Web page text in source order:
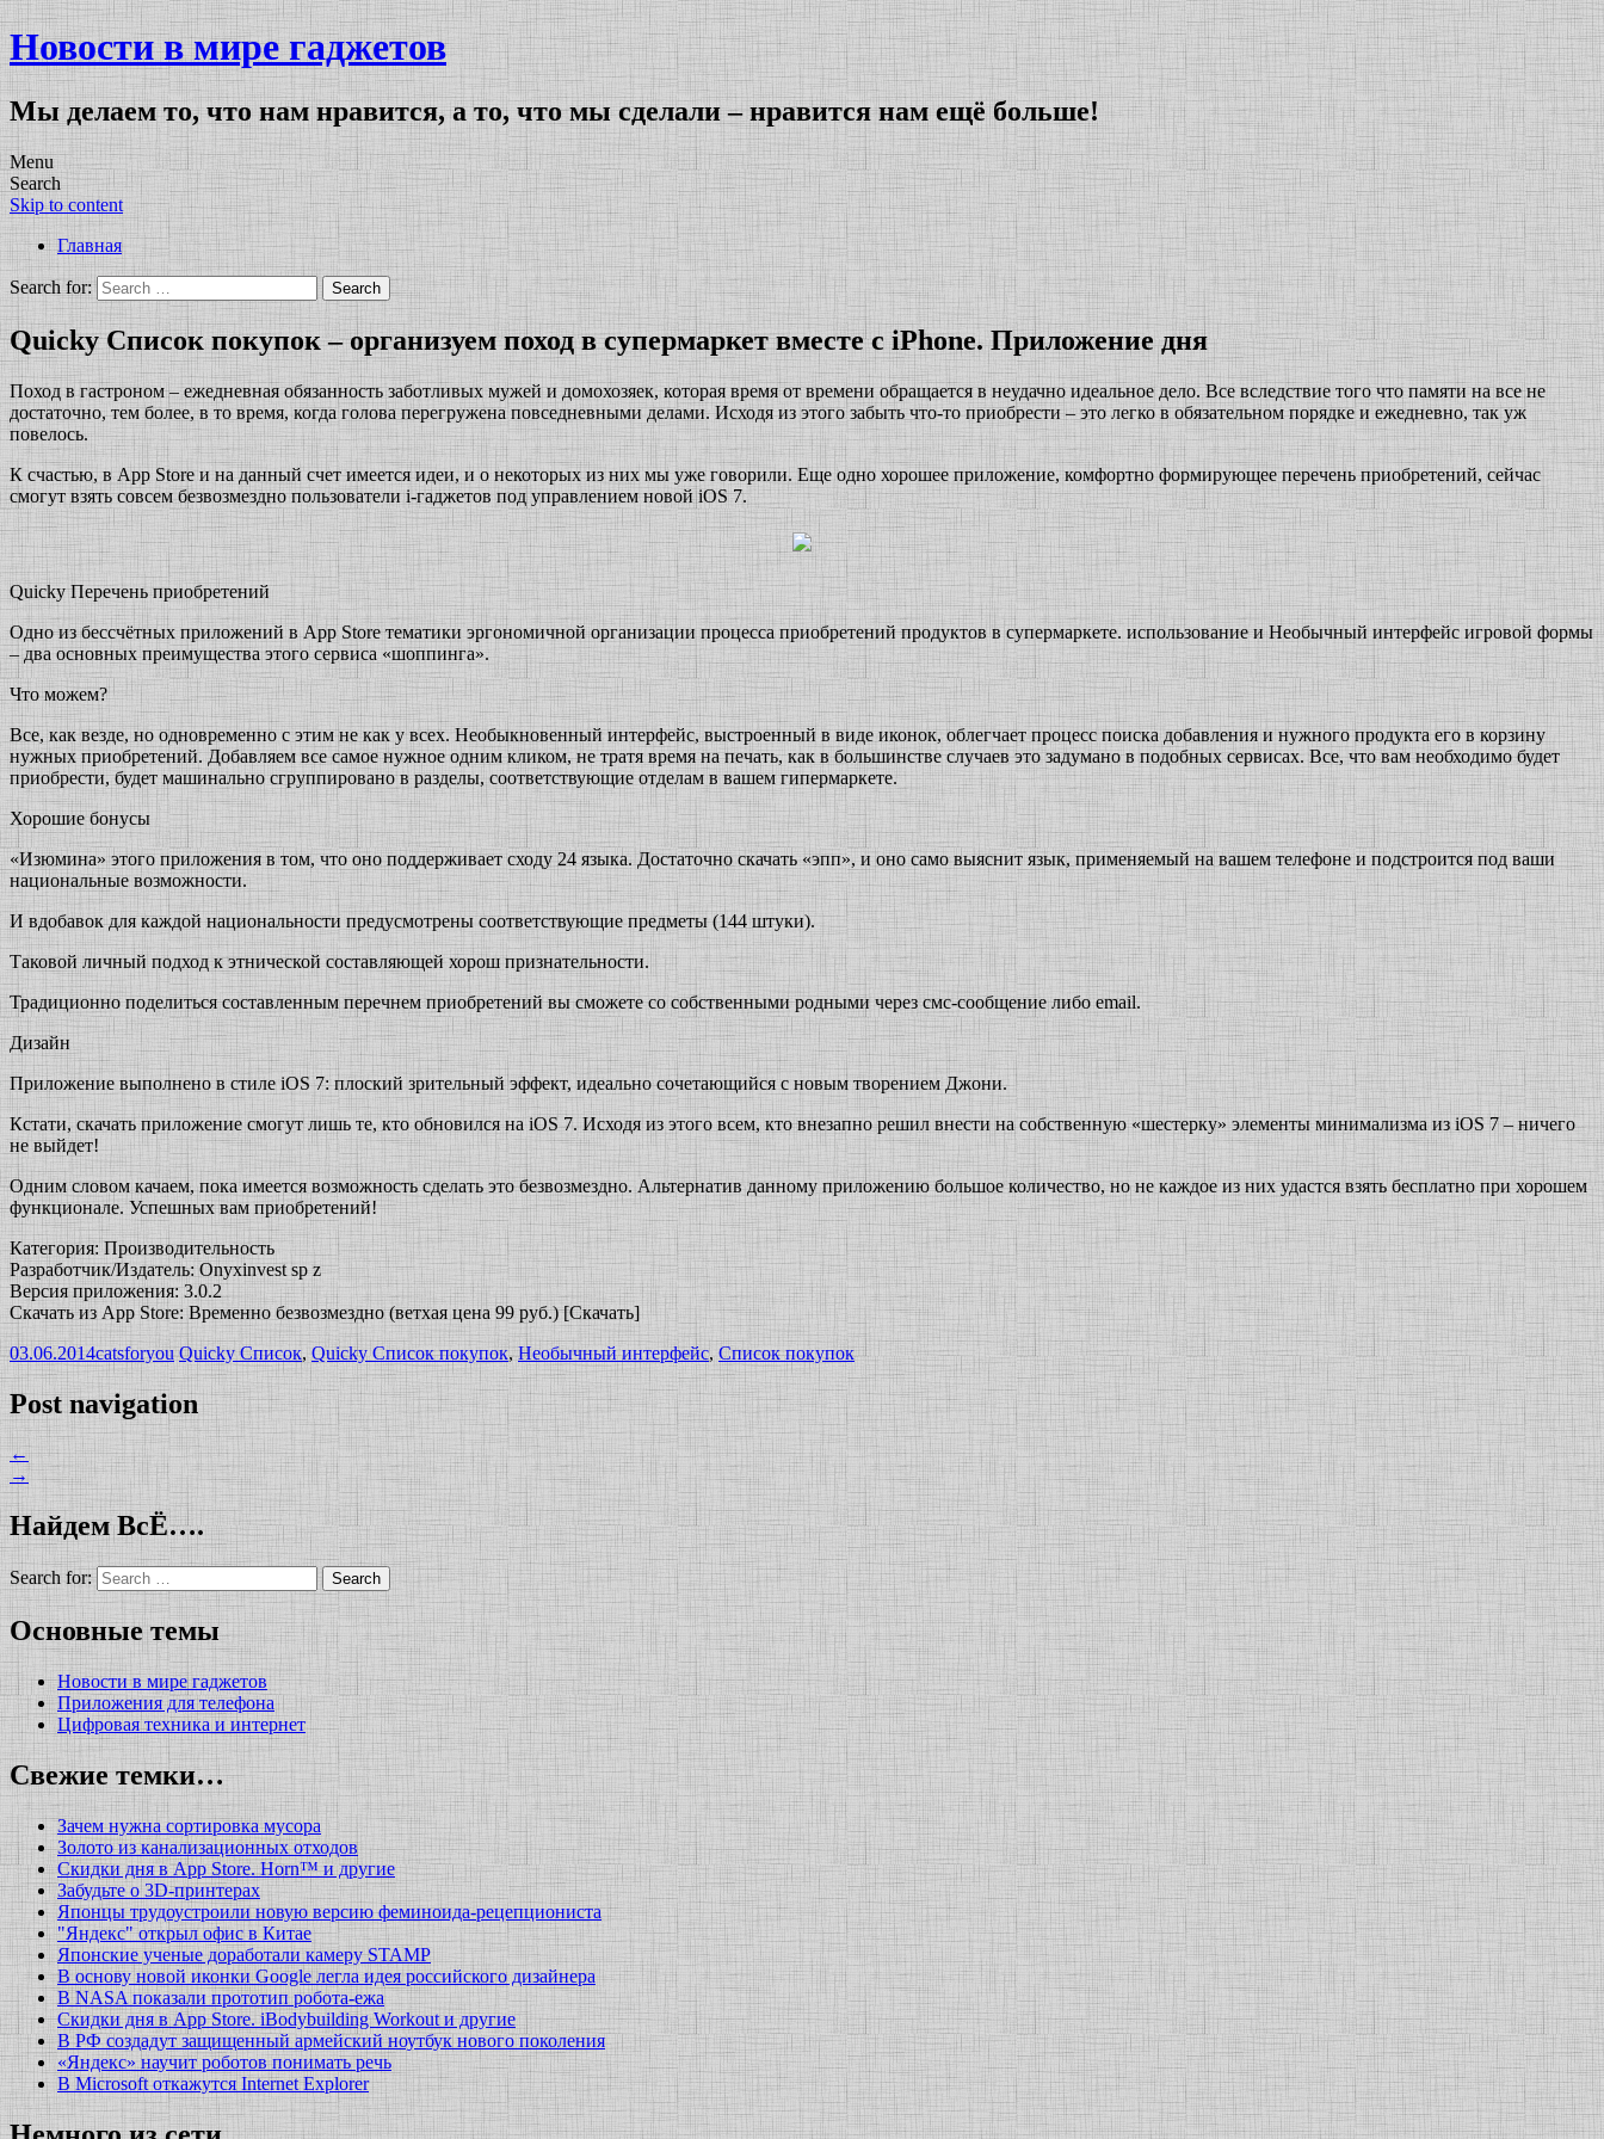
Новости в мире гаджетов
Мы делаем то, что нам нравится, а то, что мы сделали – нравится нам ещё больше!
Menu
Search
Skip to content
Главная
Search for:
Quicky Список покупок – организуем поход в супермаркет вместе с iPhone. Приложение дня
Поход в гастроном – ежедневная обязанность заботливых мужей и домохозяек, которая время от времени обращается в неудачно идеальное дело. Все вследствие того что памяти на все не
достаточно, тем более, в то время, когда голова перегружена повседневными делами. Исходя из этого забыть что-то приобрести – это легко в обязательном порядке и ежедневно, так уж
повелось.
К счастью, в App Store и на данный счет имеется идеи, и о некоторых из них мы уже говорили. Еще одно хорошее приложение, комфортно формирующее перечень приобретений, сейчас
смогут взять совсем безвозмездно пользователи i-гаджетов под управлением новой iOS 7.
Quicky Перечень приобретений
Одно из бессчётных приложений в App Store тематики эргономичной организации процесса приобретений продуктов в супермаркете. использование и Необычный интерфейс игровой формы
– два основных преимущества этого сервиса «шоппинга».
Что можем?
Все, как везде, но одновременно с этим не как у всех. Необыкновенный интерфейс, выстроенный в виде иконок, облегчает процесс поиска добавления и нужного продукта его в корзину
нужных приобретений. Добавляем все самое нужное одним кликом, не тратя время на печать, как в большинстве случаев это задумано в подобных сервисах. Все, что вам необходимо будет
приобрести, будет машинально сгруппировано в разделы, соответствующие отделам в вашем гипермаркете.
Хорошие бонусы
«Изюмина» этого приложения в том, что оно поддерживает сходу 24 языка. Достаточно скачать «эпп», и оно само выяснит язык, применяемый на вашем телефоне и подстроится под ваши
национальные возможности.
И вдобавок для каждой национальности предусмотрены соответствующие предметы (144 штуки).
Таковой личный подход к этнической составляющей хорош признательности.
Традиционно поделиться составленным перечнем приобретений вы сможете со собственными родными через смс-сообщение либо email.
Дизайн
Приложение выполнено в стиле iOS 7: плоский зрительный эффект, идеально сочетающийся с новым творением Джони.
Кстати, скачать приложение смогут лишь те, кто обновился на iOS 7. Исходя из этого всем, кто внезапно решил внести на собственную «шестерку» элементы минимализма из iOS 7 – ничего
не выйдет!
Одним словом качаем, пока имеется возможность сделать это безвозмездно. Альтернатив данному приложению большое количество, но не каждое из них удастся взять бесплатно при хорошем
функционале. Успешных вам приобретений!
Категория: Производительность
Разработчик/Издатель: Onyxinvest sp z
Версия приложения: 3.0.2
Скачать из App Store: Временно безвозмездно (ветхая цена 99 руб.) [Скачать]
03.06.2014catsforyou Quicky Список, Quicky Список покупок,Необычный интерфейс,Список покупок
Post navigation
←
→
Найдем ВсЁ….
Search for:
Основные темы
Новости в мире гаджетов
Приложения для телефона
Цифровая техника и интернет
Свежие темки…
Зачем нужна сортировка мусора
Золото из канализационных отходов
Скидки дня в App Store. Horn™ и другие
Забудьте о 3D-принтерах
Японцы трудоустроили новую версию феминоида-рецепциониста
"Яндекс" открыл офис в Китае
Японские ученые доработали камеру STAMP
В основу новой иконки Google легла идея российского дизайнера
В NASA показали прототип робота-ежа
Скидки дня в App Store. iBodybuilding Workout и другие
В РФ создадут защищенный армейский ноутбук нового поколения
«Яндекс» научит роботов понимать речь
В Microsoft откажутся Internet Explorer